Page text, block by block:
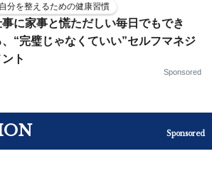
自分を整えるための健康習慣
事に家事と慌ただしい毎日でもでき
、“完璧じゃなくていい”セルフマネジ
ント
Sponsored
Sponsored